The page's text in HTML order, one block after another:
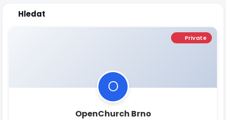
Hledat
Private
O
OpenChurch Brno